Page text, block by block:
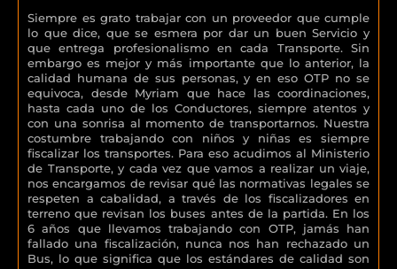
Siempre es grato trabajar con un proveedor que cumple
lo que dice, que se esmera por dar un buen Servicio y
que entrega profesionalismo en cada Transporte. Sin
embargo es mejor y más importante que lo anterior, la
calidad humana de sus personas, y en eso OTP no se
equivoca, desde Myriam que hace las coordinaciones,
hasta cada uno de los Conductores, siempre atentos y
con una sonrisa al momento de transportarnos. Nuestra
costumbre trabajando con niños y niñas es siempre
fiscalizar los transportes. Para eso acudimos al Ministerio
de Transporte, y cada vez que vamos a realizar un viaje,
nos encargamos de revisar qué las normativas legales se
respeten a cabalidad, a través de los fiscalizadores en
terreno que revisan los buses antes de la partida. En los
6 años que llevamos trabajando con OTP, jamás han
fallado una fiscalización, nunca nos han rechazado un
Bus, lo que significa que los estándares de calidad son